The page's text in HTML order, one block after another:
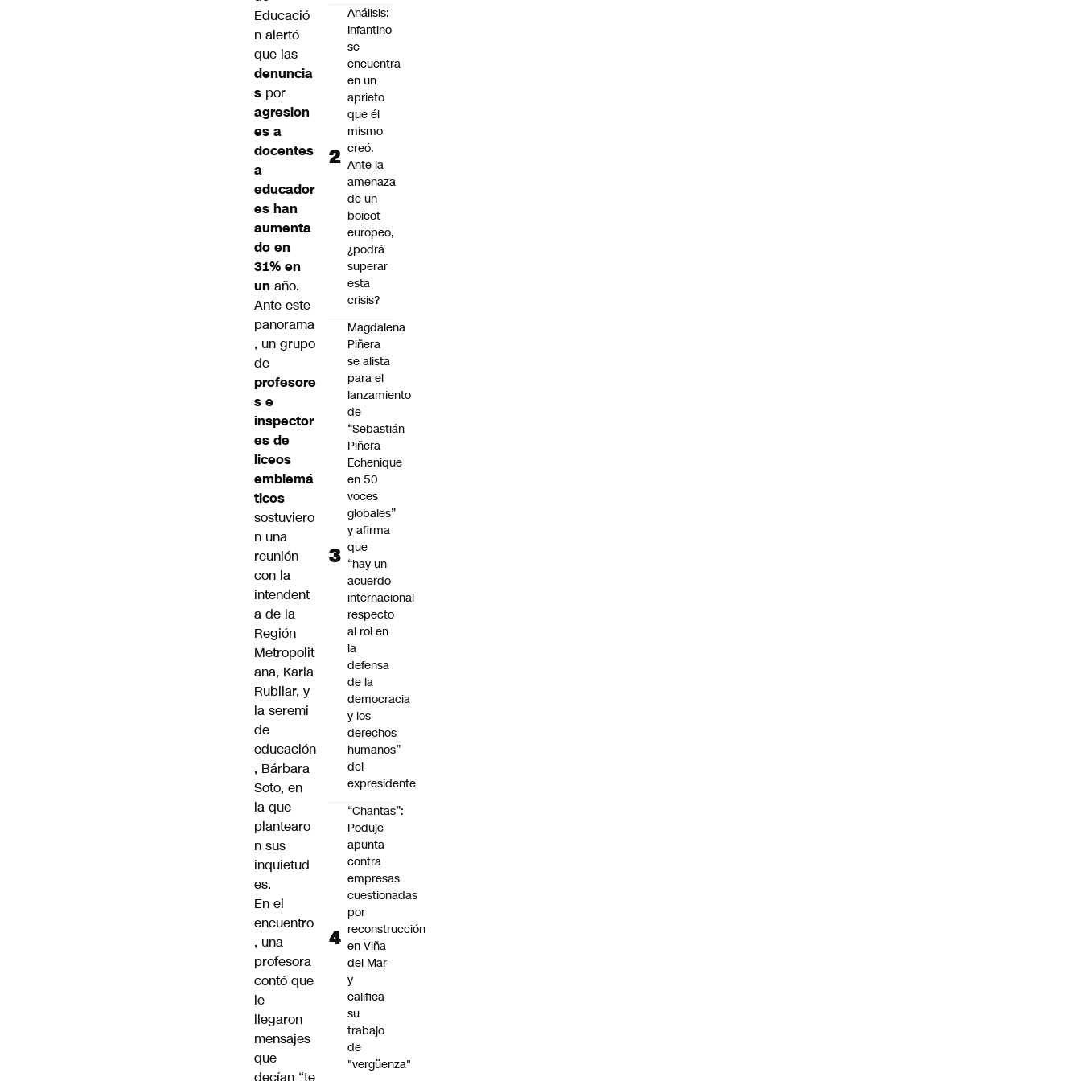
Educació
n alertó
que las
denuncia
s por
agresion
es a
docentes
a
educador
es han
aumenta
do en
31% en
un año.
Ante este
panorama
, un grupo
de
profesore
s e
inspector
es de
liceos
emblemá
ticos
sostuviero
n una
reunión
con la
intendent
a de la
Región
Metropolit
ana, Karla
Rubilar, y
la seremi
de
educación
, Bárbara
Soto, en
la que
plantearo
n sus
inquietud
es.
En el
encuentro
, una
profesora
contó que
le
llegaron
mensajes
que
decían “te
Análisis:
Infantino
se
encuentra
en un
aprieto
que él
mismo
creó.
Ante la
amenaza
de un
boicot
europeo,
¿podrá
superar
esta
crisis?
Magdalena
Piñera
se alista
para el
lanzamiento
de
“Sebastián
Piñera
Echenique
en 50
voces
globales”
y afirma
que
“hay un
acuerdo
internacional
respecto
al rol en
la
defensa
de la
democracia
y los
derechos
humanos”
del
expresidente
“Chantas”:
Poduje
apunta
contra
empresas
cuestionadas
por
reconstrucción
en Viña
del Mar
y
califica
su
trabajo
de
"vergüenza"